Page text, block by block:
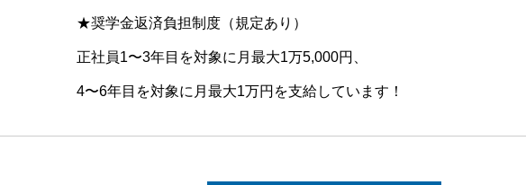
★奨学金返済負担制度（規定あり）
正社員1〜3年目を対象に月最大1万5,000円、
4〜6年目を対象に月最大1万円を支給しています！